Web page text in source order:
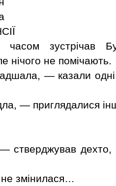
часом зустрічав
нічого не помічають.
— казали
— приглядалися
стверджував дехто,
змінилася…